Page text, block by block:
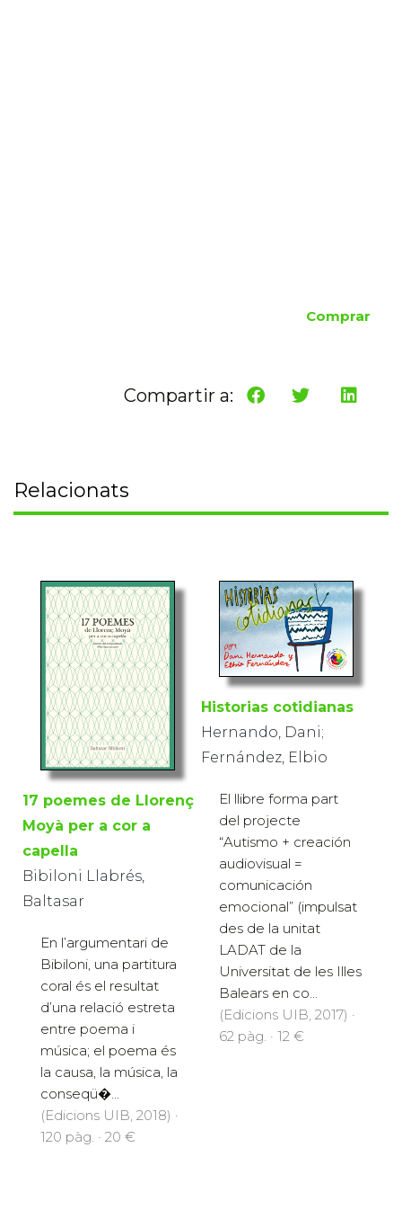
Comprar
Compartir a:
Relacionats
17 poemes de Llorenç
Moyà per a cor a
capella
Bibiloni Llabrés,
Baltasar
En l’argumentari de
Bibiloni, una partitura
coral és el resultat
d’una relació estreta
entre poema i
música; el poema és
la causa, la música, la
conseqü�...
(Edicions UIB, 2018) ·
120 pàg. · 20 €
Historias cotidianas
Hernando, Dani;
Fernández, Elbio
El llibre forma part
del projecte
“Autismo + creación
audiovisual =
comunicación
emocional” (impulsat
des de la unitat
LADAT de la
Universitat de les Illes
Balears en co...
(Edicions UIB, 2017) ·
62 pàg. · 12 €